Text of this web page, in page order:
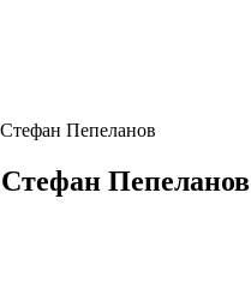
Пепеланов
Стефан Пепеланов